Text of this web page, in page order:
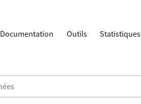
Documentation Outils Statistiques